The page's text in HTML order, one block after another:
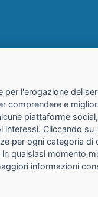
l'erogazione dei
comprendere e
piattaforme
interessi. Cliccando su
per ogni categoria di
qualsiasi momento
informazioni